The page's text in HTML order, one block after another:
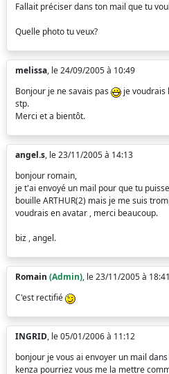
Fallait préciser dans ton mail que tu
Quelle photo tu veux?
melissa, le 24/09/2005 à 10:49
Bonjour je ne savais pas
je voudrais
stp.
Merci et a bientôt.
angel.s, le 23/11/2005 à 14:13
bonjour romain,
je t'ai envoyé un mail pour que tu
bouille ARTHUR(2) mais je me suis
voudrais en avatar , merci beaucoup.
biz , angel.
Romain (Admin), le 23/11/2005 à 18:41
C'est rectifié
INGRID, le 05/01/2006 à 11:12
bonjour je vous ai envoyer un mail
kenza pourriez vous me la mettre